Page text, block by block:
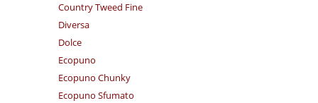
Country Tweed Fine
Diversa
Dolce
Ecopuno
Ecopuno Chunky
Ecopuno Sfumato